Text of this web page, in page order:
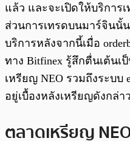
แล้ว และจะเปิดให้บริการ
ส่วนการเทรดบนมาร์จินนั้
บริการหลังจากนี้เมื่อ
ทาง Bitfinex รู้สึกตื่นเต้น
เหรียญ NEO รวมถึงระบบ
อยู่เบื้องหลังเหรียญดังกล่
ตลาดเหรียญ